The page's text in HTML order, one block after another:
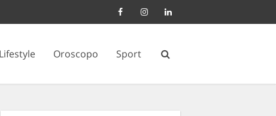
Lifestyle Oroscopo Sport